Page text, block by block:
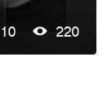
10 220